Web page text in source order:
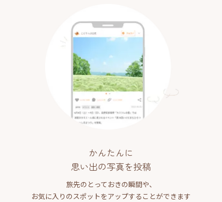
かんたんに
思い出の写真を投稿
旅先のとっておきの瞬間や、
お気に入りのスポットをアップすることができます